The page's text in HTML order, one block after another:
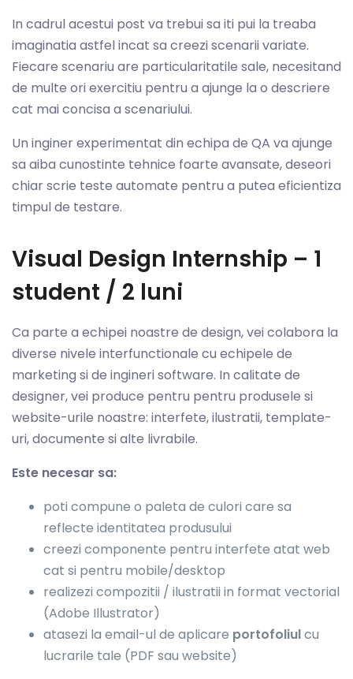
In cadrul acestui post va trebui sa iti pui la treaba
imaginatia astfel incat sa creezi scenarii variate.
Fiecare scenariu are particularitatile sale, necesitand
de multe ori exercitiu pentru a ajunge la o descriere
cat mai concisa a scenariului.
Un inginer experimentat din echipa de QA va ajunge
sa aiba cunostinte tehnice foarte avansate, deseori
chiar scrie teste automate pentru a putea eficientiza
timpul de testare.
Visual Design Internship – 1
student / 2 luni
Ca parte a echipei noastre de design, vei colabora la
diverse nivele interfunctionale cu echipele de
marketing si de ingineri software. In calitate de
designer, vei produce pentru pentru produsele si
website-urile noastre: interfete, ilustratii, template-
uri, documente si alte livrabile.
Este necesar sa:
poti compune o paleta de culori care sa
reflecte identitatea produsului
creezi componente pentru interfete atat web
cat si pentru mobile/desktop
realizezi compozitii / ilustratii in format vectorial
(Adobe Illustrator)
atasezi la email-ul de aplicare portofoliulcu
lucrarile tale (PDF sau website)